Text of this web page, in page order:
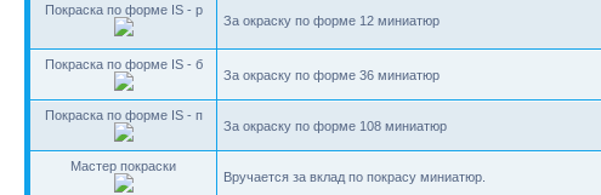
Покраска по форме IS - р
За окраску по форме 12 миниатюр
Покраска по форме IS - б
За окраску по форме 36 миниатюр
Покраска по форме IS - п
За окраску по форме 108 миниатюр
Мастер покраски
Вручается за вклад по покрасу миниатюр.